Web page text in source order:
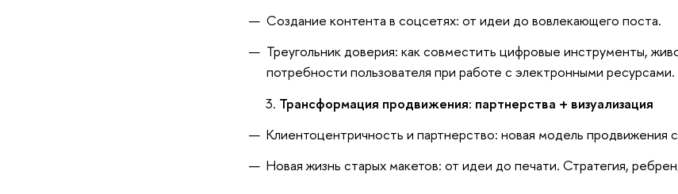
Создание контента в соцсетях: от идеи до вовлекающего поста.
Треугольник доверия: как совместить цифровые инструменты,
потребности пользователя при работе с электронными ресурсами.
Трансформация продвижения: партнерства + визуализация
Клиентоцентричность и партнерство: новая модель продвижения
Новая жизнь старых макетов: от идеи до печати. Стратегия,